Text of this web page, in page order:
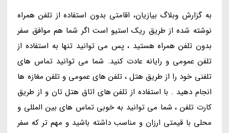
به گزارش وبلاگ بیازیان، اقامتی بدون استفاده از تلفن همراه
نوشته شده از طریق ریک استیو است اگر شما هم موافق سفر
بدون تلفن همراه هستید ، پس می توانید تنها به استفاده از
تلفن عمومی و رایانه عادت کنید. شما می توانید تماس های
تلفنی خود را از طریق هتل ، تلفن های عمومی و تلفن مغازه ها
انجام دهید . با استفاده از تلفن های اتاق هتل تان و از طریق
کارت تلفن ، شما می توانید به خوبی تماس های بین المللی و
محلی با قیمتی ارزان و مناسب داشته باشید و مهم تر که سفر